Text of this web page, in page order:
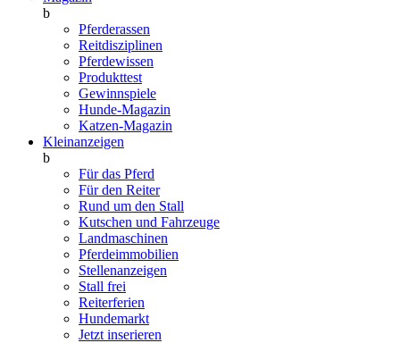
b
Pferderassen
Reitdisziplinen
Pferdewissen
Produkttest
Gewinnspiele
Hunde-Magazin
Katzen-Magazin
Kleinanzeigen
b
Für das Pferd
Für den Reiter
Rund um den Stall
Kutschen und Fahrzeuge
Landmaschinen
Pferdeimmobilien
Stellenanzeigen
Stall frei
Reiterferien
Hundemarkt
Jetzt inserieren